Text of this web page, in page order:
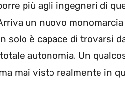
più agli ingegneri di
un nuovo monomarcia
solo è capace di trovarsi
autonomia. Un
mai visto realmente in